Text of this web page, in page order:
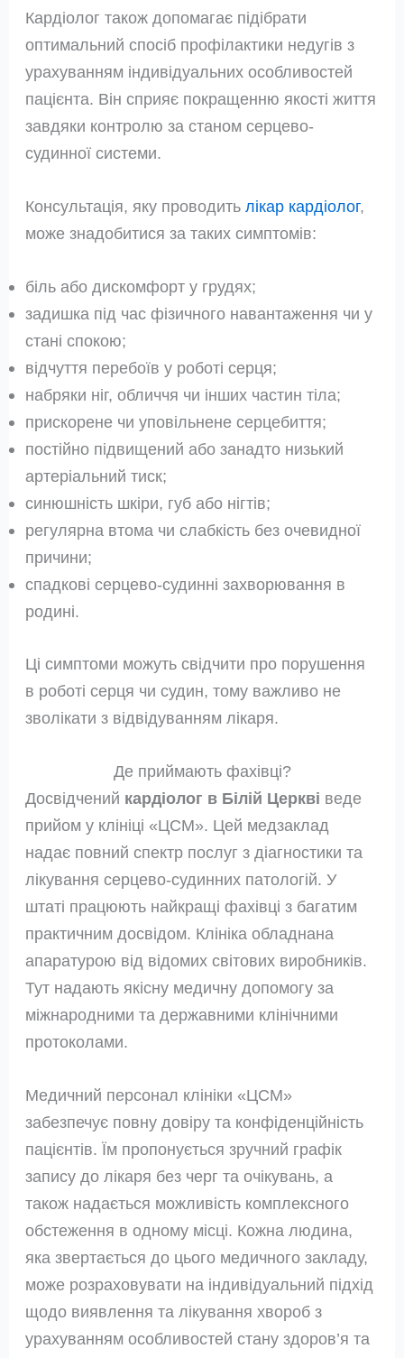
Кардіолог також допомагає підібрати
оптимальний спосіб профілактики недугів з
урахуванням індивідуальних особливостей
пацієнта. Він сприяє покращенню якості життя
завдяки контролю за станом серцево-
судинної системи.
Консультація, яку проводитьлікар кардіолог,
може знадобитися за таких симптомів:
біль або дискомфорт у грудях;
задишка під час фізичного навантаження чи у
стані спокою;
відчуття перебоїв у роботі серця;
набряки ніг, обличчя чи інших частин тіла;
прискорене чи уповільнене серцебиття;
постійно підвищений або занадто низький
артеріальний тиск;
синюшність шкіри, губ або нігтів;
регулярна втома чи слабкість без очевидної
причини;
спадкові серцево-судинні захворювання в
родині.
Ці симптоми можуть свідчити про порушення
в роботі серця чи судин, тому важливо не
зволікати з відвідуванням лікаря.
Де приймають фахівці?
Досвідчений кардіолог в Білій Церкві веде
прийом у клініці «ЦСМ». Цей медзаклад
надає повний спектр послуг з діагностики та
лікування серцево-судинних патологій. У
штаті працюють найкращі фахівці з багатим
практичним досвідом. Клініка обладнана
апаратурою від відомих світових виробників.
Тут надають якісну медичну допомогу за
міжнародними та державними клінічними
протоколами.
Медичний персонал клініки «ЦСМ»
забезпечує повну довіру та конфіденційність
пацієнтів. Їм пропонується зручний графік
запису до лікаря без черг та очікувань, а
також надається можливість комплексного
обстеження в одному місці. Кожна людина,
яка звертається до цього медичного закладу,
може розраховувати на індивідуальний підхід
щодо виявлення та лікування хвороб з
урахуванням особливостей стану здоров’я та